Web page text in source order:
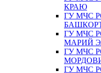
КРАЮ
ГУ МЧС
ГУ МЧС
МАРИЙ
ГУ МЧС
ГУ МЧС